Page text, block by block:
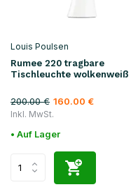
Louis Poulsen
Rumee 220 tragbare
Tischleuchte wolkenweiß
200.00 € 160.00 €
Inkl. MwSt.
• Auf Lager